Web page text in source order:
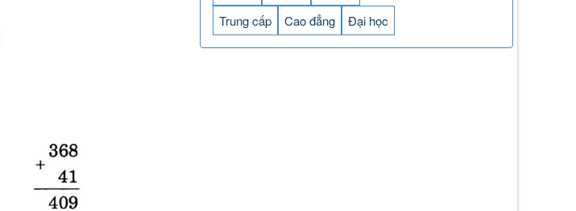
Trung cấp
Cao đẳng Đại học